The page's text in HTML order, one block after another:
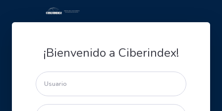
¡Bienvenido a Ciberindex!